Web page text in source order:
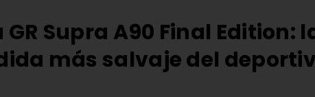
Supra A90 Final Edition:
más salvaje del